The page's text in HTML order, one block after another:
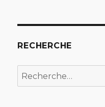
RECHERCHE
Recherche
pour